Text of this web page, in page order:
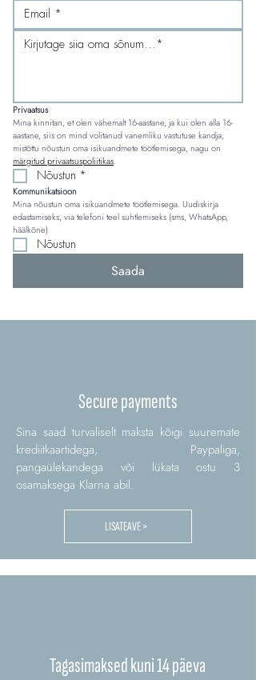
Privaatsus
Mina kinnitan, et olen vähemalt 16-aastane, ja kui olen alla 16-
aastane, siis on mind volitanud vanemliku vastutuse kandja,
märgitud privaatsuspoliitikas.
Nõustun *
Kommunikatsioon
Mina nõustun oma isikuandmete töötlemisega. Uudiskirja
edastamiseks, via telefoni teel suhtlemiseks (sms, WhatsApp,
häälkõne)
Nõustun
Saada
Secure payments
Sina saad turvaliselt maksta kõigi suuremate
krediitkaartidega, Paypaliga,
pangaülekandega või lükata ostu 3
osamaksega Klarna abil.
LISATEAVE >
Tagasimaksed kuni 14 päeva